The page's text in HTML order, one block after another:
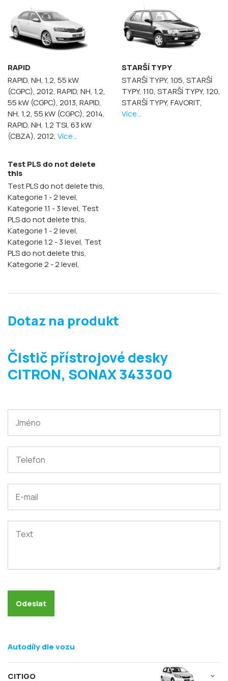
RAPID
RAPID, NH, 1,2, 55 kW
(CGPC), 2012, RAPID, NH, 1,2,
55 kW (CGPC), 2013, RAPID,
NH, 1,2, 55 kW (CGPC), 2014,
RAPID, NH, 1,2 TSI, 63 kW
(CBZA), 2012, Více...
STARŠÍ TYPY
STARŠÍ TYPY, 105, STARŠÍ
TYPY, 110, STARŠÍ TYPY, 120,
STARŠÍ TYPY, FAVORIT,
Více...
Test PLS do not delete
this
Test PLS do not delete this,
Kategorie 1 - 2 level,
Kategorie 1.1 - 3 level, Test
PLS do not delete this,
Kategorie 1 - 2 level,
Kategorie 1.2 - 3 level, Test
PLS do not delete this,
Kategorie 2 - 2 level,
Dotaz na produkt
Čistič přístrojové desky
CITRON, SONAX 343300
Autodíly dle vozu
CITIGO